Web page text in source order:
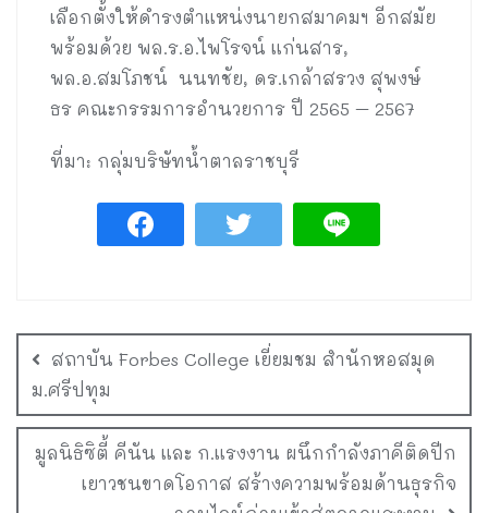
เลือกตั้งให้ดำรงตำแหน่งนายกสมาคมฯ อีกสมัย
พร้อมด้วย พล.ร.อ.ไพโรจน์ แก่นสาร,
พล.อ.สมโภชน์ นนทชัย, ดร.เกล้าสรวง สุพงษ์
ธร คณะกรรมการอำนวยการ ปี 2565 – 2567
ที่มา: กลุ่มบริษัทน้ำตาลราชบุรี
สถาบัน Forbes College เยี่ยมชม สำนักหอสมุด
ม.ศรีปทุม
มูลนิธิซิตี้ คีนัน และ ก.แรงงาน ผนึกกำลังภาคีติดปีก
เยาวชนขาดโอกาส สร้างความพร้อมด้านธุรกิจ